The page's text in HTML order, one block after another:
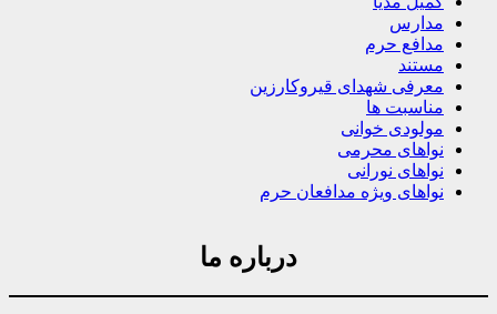
مدارس
مدافع حرم
مستند
معرفی شهدای قیروکارزین
مناسبت ها
مولودی خوانی
نواهای محرمی
نواهای نورانی
نواهای ویژه مدافعان حرم
درباره ما